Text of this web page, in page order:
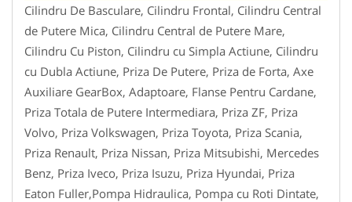
Cilindru De Basculare, Cilindru Frontal, Cilindru Central
de Putere Mica, Cilindru Central de Putere Mare,
Cilindru Cu Piston, Cilindru cu Simpla Actiune, Cilindru
cu Dubla Actiune, Priza De Putere, Priza de Forta, Axe
Auxiliare GearBox, Adaptoare, Flanse Pentru Cardane,
Priza Totala de Putere Intermediara, Priza ZF, Priza
Volvo, Priza Volkswagen, Priza Toyota, Priza Scania,
Priza Renault, Priza Nissan, Priza Mitsubishi, Mercedes
Benz, Priza Iveco, Priza Isuzu, Priza Hyundai, Priza
Eaton Fuller,Pompa Hidraulica, Pompa cu Roti Dintate,